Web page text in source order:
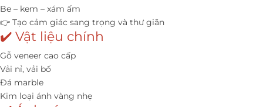
Be – kem – xám ấm
👉 Tạo cảm giác sang trọng và thư giãn
✔️ Vật liệu chính
Gỗ veneer cao cấp
Vải nỉ, vải bố
Đá marble
Kim loại ánh vàng nhẹ